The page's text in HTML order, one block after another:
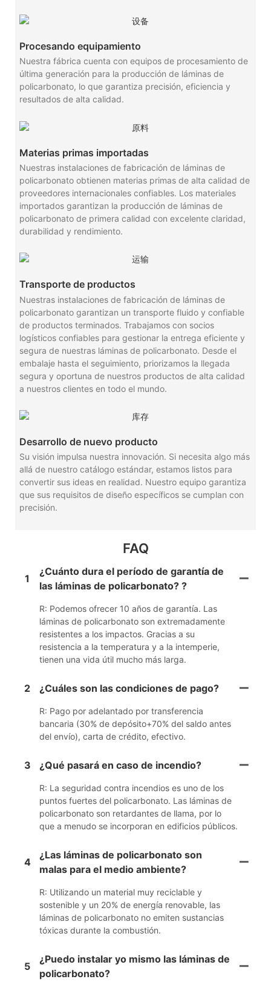
Procesando equipamiento
Nuestra fábrica cuenta con equipos de procesamiento de
última generación para la producción de láminas de
policarbonato, lo que garantiza precisión, eficiencia y
resultados de alta calidad.
Materias primas importadas
Nuestras instalaciones de fabricación de láminas de
policarbonato obtienen materias primas de alta calidad de
proveedores internacionales confiables. Los materiales
importados garantizan la producción de láminas de
policarbonato de primera calidad con excelente claridad,
durabilidad y rendimiento.
Transporte de productos
Nuestras instalaciones de fabricación de láminas de
policarbonato garantizan un transporte fluido y confiable
de productos terminados. Trabajamos con socios
logísticos confiables para gestionar la entrega eficiente y
segura de nuestras láminas de policarbonato. Desde el
embalaje hasta el seguimiento, priorizamos la llegada
segura y oportuna de nuestros productos de alta calidad
a nuestros clientes en todo el mundo.
Desarrollo de nuevo producto
Su visión impulsa nuestra innovación. Si necesita algo más
allá de nuestro catálogo estándar, estamos listos para
convertir sus ideas en realidad. Nuestro equipo garantiza
que sus requisitos de diseño específicos se cumplan con
precisión.
FAQ
1
¿Cuánto dura el período de garantía de
las láminas de policarbonato? ?
R: Podemos ofrecer 10 años de garantía. Las
láminas de policarbonato son extremadamente
resistentes a los impactos. Gracias a su
resistencia a la temperatura y a la intemperie,
tienen una vida útil mucho más larga.
2 ¿Cuáles son las condiciones de pago?
R: Pago por adelantado por transferencia
bancaria (30% de depósito+70% del saldo antes
del envío), carta de crédito, efectivo.
3 ¿Qué pasará en caso de incendio?
R: La seguridad contra incendios es uno de los
puntos fuertes del policarbonato. Las láminas de
policarbonato son retardantes de llama, por lo
que a menudo se incorporan en edificios públicos.
4
¿Las láminas de policarbonato son
malas para el medio ambiente?
R: Utilizando un material muy reciclable y
sostenible y un 20% de energía renovable, las
láminas de policarbonato no emiten sustancias
tóxicas durante la combustión.
5
¿Puedo instalar yo mismo las láminas de
policarbonato?